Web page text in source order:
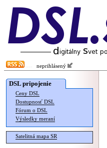
neprihlásený
DSL pripojenie
Ceny DSL
Dostupnosť DSL
Fórum o DSL
Výsledky meraní
Satelitná mapa SR